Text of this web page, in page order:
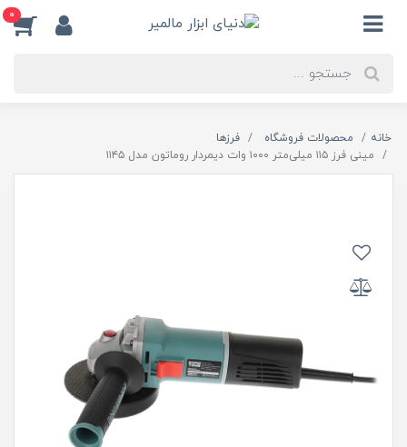
0
خانه محصولات فروشگاه
فرزها
مینی فرز ۱۱۵ میلی‌متر ۱۰۰۰ وات دیمردار روماتون مدل ۱۱۴۵